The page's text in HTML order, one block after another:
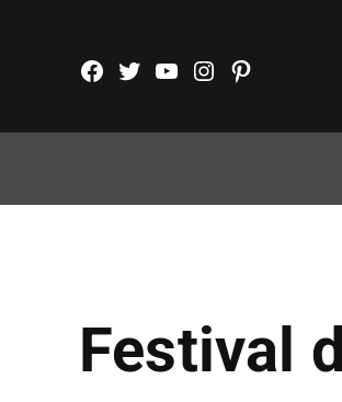
contenido
FB TW YouTubeInstagram
Pinterest
Festival